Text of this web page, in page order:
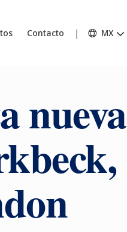
Contacto MX
nueva